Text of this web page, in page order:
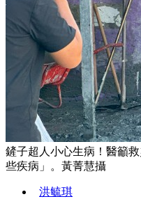
鏟子超人小心生病！醫籲
些疾病」。黃菁慧攝
洪毓琪